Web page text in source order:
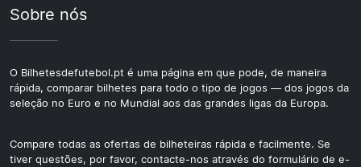
Sobre nós
O Bilhetesdefutebol.pt é uma página em que pode, de maneira
rápida, comparar bilhetes para todo o tipo de jogos — dos jogos da
seleção no Euro e no Mundial aos das grandes ligas da Europa.
Compare todas as ofertas de bilheteiras rápida e facilmente. Se
tiver questões, por favor, contacte-nos através do formulário de e-